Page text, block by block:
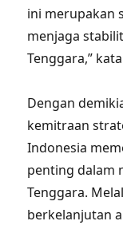
ini merupakan
menjaga
Tenggara,”
Dengan
kemitraan
Indonesia
penting dalam
Tenggara.
berkelanjutan